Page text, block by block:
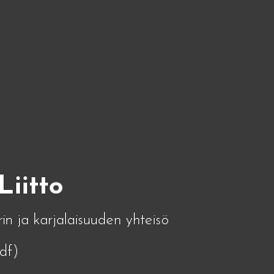
ja karjalaisuuden yhteisö